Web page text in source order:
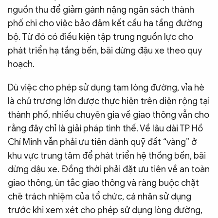
nguồn thu để giảm gánh nặng ngân sách thành
phố chi cho việc bảo đảm kết cầu hạ tầng đường
bộ. Từ đó có điều kiện tập trung nguồn lực cho
phát triển hạ tầng bến, bãi dừng đậu xe theo quy
hoạch.
Dù việc cho phép sử dụng tạm lòng đường, vỉa hè
là chủ trương lớn được thực hiện trên diện rộng tại
thành phố, nhiều chuyên gia về giao thông vẫn cho
rằng đây chỉ là giải pháp tình thế. Về lâu dài TP Hồ
Chí Minh vẫn phải ưu tiên dành quỹ đất “vàng” ở
khu vực trung tâm để phát triển hệ thống bến, bãi
dừng dậu xe. Đồng thời phải đặt ưu tiên về an toàn
giao thông, ùn tắc giao thông và ràng buộc chặt
chẽ trách nhiệm của tổ chức, cá nhân sử dụng
trước khi xem xét cho phép sử dụng lòng đường,